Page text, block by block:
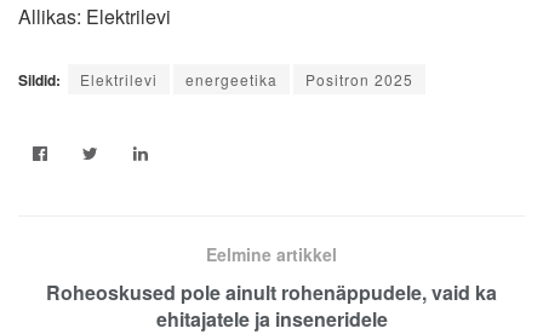
Allikas: Elektrilevi
Sildid: Elektrilevi energeetika Positron 2025
Eelmine artikkel
Roheoskused pole ainult rohenäppudele, vaid ka
ehitajatele ja inseneridele